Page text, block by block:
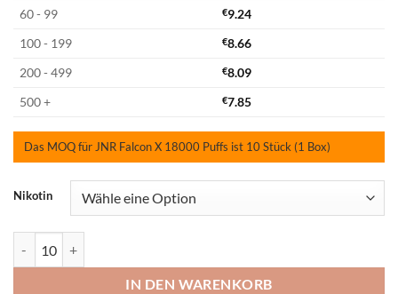
60 - 99
€9.24
100 - 199
€8.66
200 - 499
€8.09
500 +
€7.85
Das MOQ für JNR Falcon X 18000 Puffs ist 10 Stück (1 Box)
Nikotin
IN DEN WARENKORB